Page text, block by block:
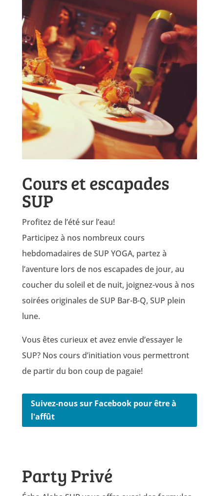
Cours et escapades
SUP
Profitez de l’été sur l’eau!
Participez à nos nombreux cours
hebdomadaires de SUP YOGA, partez à
l’aventure lors de nos escapades de jour, au
coucher du soleil et de nuit, joignez-vous à nos
soirées originales de SUP Bar-B-Q, SUP plein
lune.
Vous êtes curieux et avez envie d’essayer le
SUP? Nos cours d’initiation vous permettront
de partir du bon coup de pagaie!
Suivez-nous sur Facebook pour être à
l'affût
Party Privé